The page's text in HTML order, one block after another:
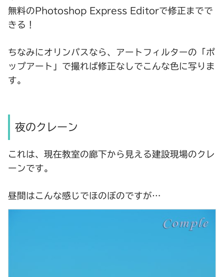
無料のPhotoshop Express Editorで修正までで
きる！
ちなみにオリンパスなら、アートフィルターの「ポ
ップアート」で撮れば修正なしでこんな色に写りま
す。
夜のクレーン
これは、現在教室の廊下から見える建設現場のクレ
ーンです。
昼間はこんな感じでほのぼのですが…